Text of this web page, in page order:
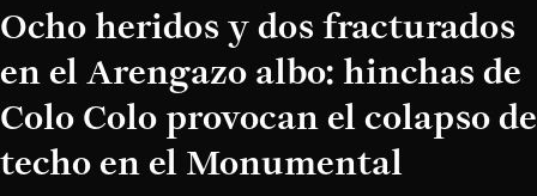
Ocho heridos y dos fracturados
en el Arengazo albo: hinchas de
Colo Colo provocan el colapso de
techo en el Monumental